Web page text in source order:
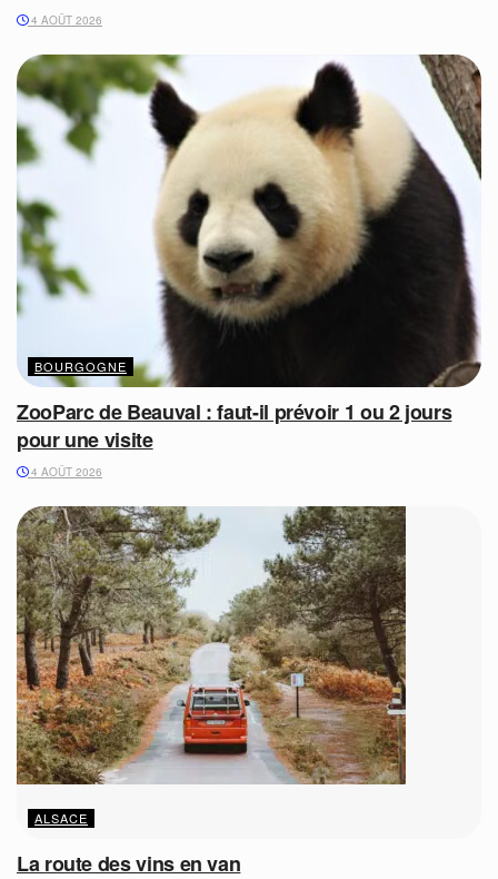
4 AOÛT 2026
BOURGOGNE
ZooParc de Beauval : faut-il prévoir 1 ou 2 jours
pour une visite
4 AOÛT 2026
ALSACE
La route des vins en van